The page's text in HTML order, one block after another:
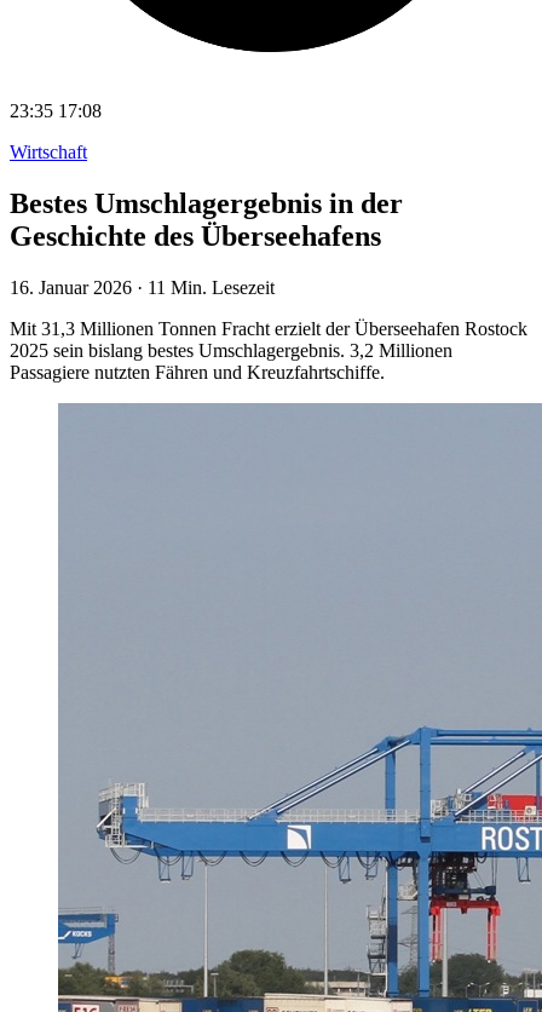
23:35 17:08
Wirtschaft
Bestes Umschlagergebnis in der
Geschichte des Überseehafens
16. Januar 2026 · 11 Min. Lesezeit
Mit 31,3 Millionen Tonnen Fracht erzielt der Überseehafen Rostock
2025 sein bislang bestes Umschlagergebnis. 3,2 Millionen
Passagiere nutzten Fähren und Kreuzfahrtschiffe.